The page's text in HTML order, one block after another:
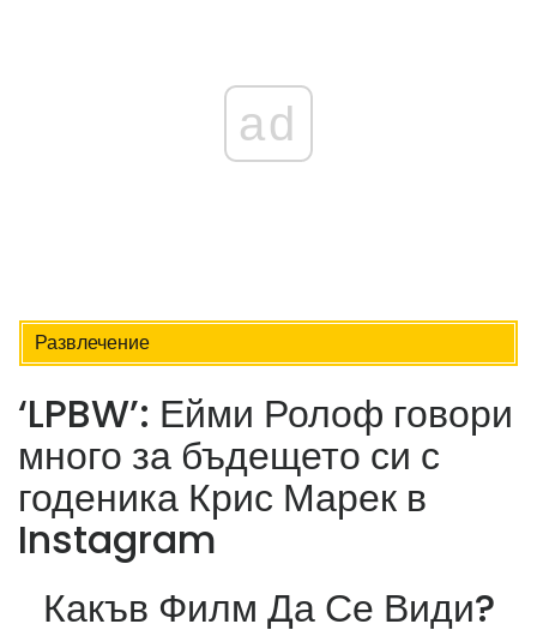
ad
Развлечение
‘LPBW’: Ейми Ролоф говори
много за бъдещето си с
годеника Крис Марек в
Instagram
Какъв Филм Да Се Види?